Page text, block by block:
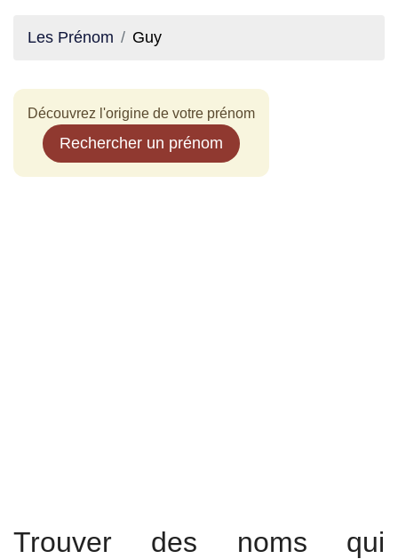
Les Prénom Guy
Découvrez l'origine de votre prénom
Rechercher un prénom
Trouver des noms qui